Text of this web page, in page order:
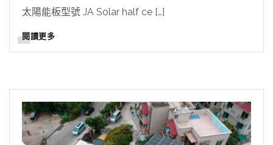
太陽能板型號 JA Solar half ce […]
閱讀更多